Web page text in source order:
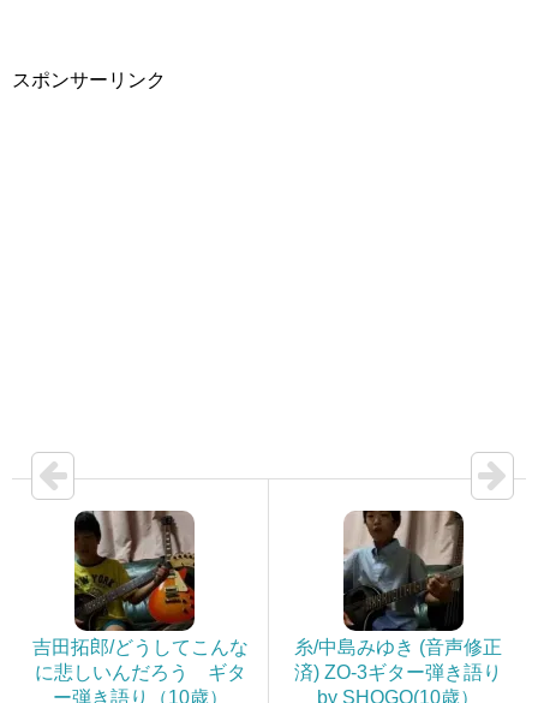
スポンサーリンク
吉田拓郎/どうしてこんな
に悲しいんだろう ギタ
ー弾き語り（10歳）
糸/中島みゆき (音声修正
済) ZO-3ギター弾き語り
by SHOGO(10歳）